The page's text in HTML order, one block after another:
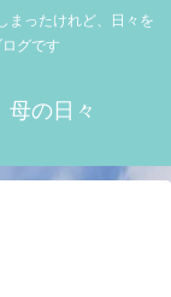
まったけれど、日々を
グです
母の日々